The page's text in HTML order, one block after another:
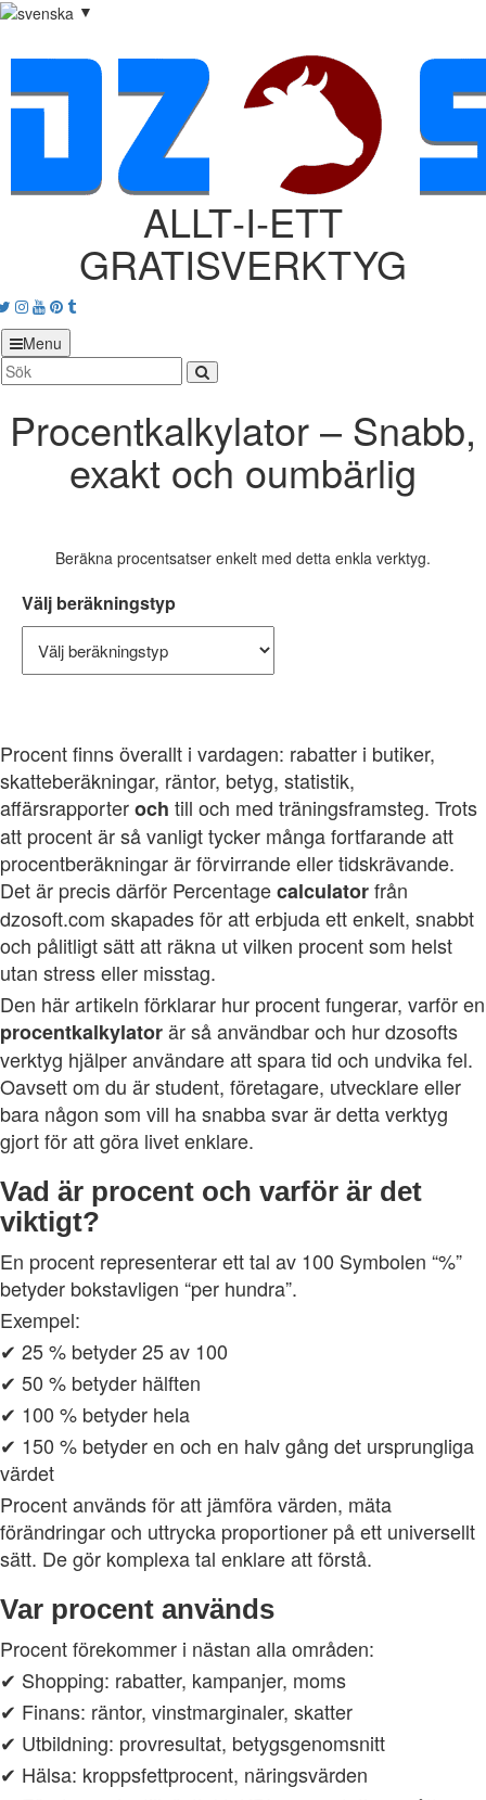
▼
ALLT‑I‑ETT
GRATISVERKTYG
Twitter
Instagram
Youtube
Pinterest
tumblr
Menu
Procentkalkylator – Snabb,
exakt och oumbärlig
Beräkna procentsatser enkelt med detta enkla verktyg.
Välj beräkningstyp
Procent finns överallt i vardagen: rabatter i butiker,
skatteberäkningar, räntor, betyg, statistik,
affärsrapporteroch till och med träningsframsteg. Trots
att procent är så vanligt tycker många fortfarande att
procentberäkningar är förvirrande eller tidskrävande.
Det är precis därför Percentagecalculatorfrån
dzosoft.com skapades för att erbjuda ett enkelt, snabbt
och pålitligt sätt att räkna ut vilken procent som helst
utan stress eller misstag.
Den här artikeln förklarar hur procent fungerar, varför en
procentkalkylatorär så användbar och hur dzosofts
verktyg hjälper användare att spara tid och undvika fel.
Oavsett om du är student, företagare, utvecklare eller
bara någon som vill ha snabba svar är detta verktyg
gjort för att göra livet enklare.
Vad är procent och varför är det
viktigt?
En procent representerar ett tal av 100 Symbolen “%”
betyder bokstavligen “per hundra”.
Exempel:
✔ 25 % betyder 25 av 100
✔ 50 % betyder hälften
✔ 100 % betyder hela
✔ 150 % betyder en och en halv gång det ursprungliga
värdet
Procent används för att jämföra värden, mäta
förändringar och uttrycka proportioner på ett universellt
sätt. De gör komplexa tal enklare att förstå.
Var procent används
Procent förekommer i nästan alla områden:
✔ Shopping: rabatter, kampanjer, moms
✔ Finans: räntor, vinstmarginaler, skatter
✔ Utbildning: provresultat, betygsgenomsnitt
✔ Hälsa: kroppsfettprocent, näringsvärden